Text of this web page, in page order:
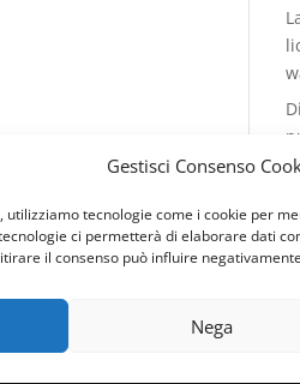
Gestisci Consenso
tecnologie come i cookie per
ci permetterà di elaborare dati
il consenso può influire
Nega
- Web Design & SEO byGenesi.it